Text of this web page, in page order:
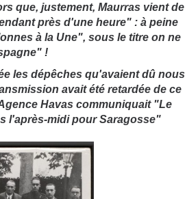
que, justement, Maurras vient de
près d'une heure" : à peine
à la Une", sous le titre on ne
!
les dépêches qu'avaient dû nous
avait été retardée de ce
Havas communiquait "Le
l'après-midi pour Saragosse"